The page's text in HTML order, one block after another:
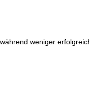
weniger